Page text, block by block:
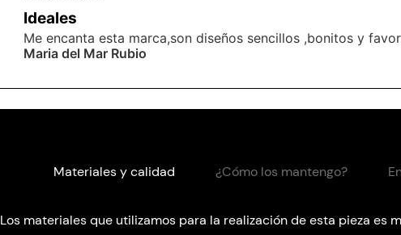
Ideales
Me encanta esta marca,son diseños sencillos ,bonitos y
Maria del Mar Rubio
Materiales y calidad ¿Cómo los mantengo?
Los materiales que utilizamos para la realización de esta pieza es